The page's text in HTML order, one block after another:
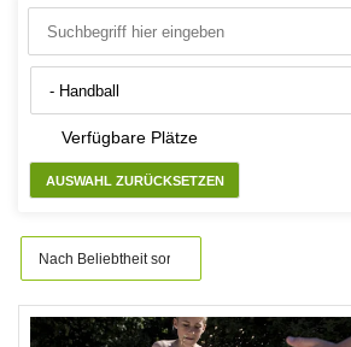
Verfügbare Plätze
AUSWAHL ZURÜCKSETZEN